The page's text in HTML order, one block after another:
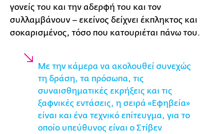
γονείς του και την αδερφή του και τον
συλλαμβάνουν – εκείνος δείχνει έκπληκτος και
σοκαρισμένος, τόσο που κατουριέται πάνω του.
Με την κάμερα να ακολουθεί συνεχώς
τη δράση, τα πρόσωπα, τις
συναισθηματικές εκρήξεις και τις
ξαφνικές εντάσεις, η σειρά «Εφηβεία»
είναι και ένα τεχνικό επίτευγμα, για το
οποίο υπεύθυνος είναι ο Στίβεν